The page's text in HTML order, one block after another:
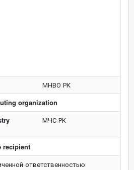
МНВО РК
organization
МЧС РК
recipient
ответственностью